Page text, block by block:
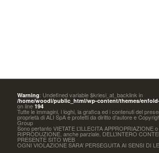
Warning: Undefined variable $kriesi_at_backlink in
/home/woodi/public_html/wp-content/themes/
on line 194
Tutte le immagini, i loghi, la grafica ed i contenuti del
proprietà di ALI SpA e protetti da diritto d’autore e
Group
Sono pertanto VIETATE L’ILLECITA APPROPRIAZIONE
RIPRODUZIONE, anche parziale, DELL’INTERO
PRESENTE SITO WEB
OGNI VIOLAZIONE SARA’ PERSEGUITA AI SENSI DI